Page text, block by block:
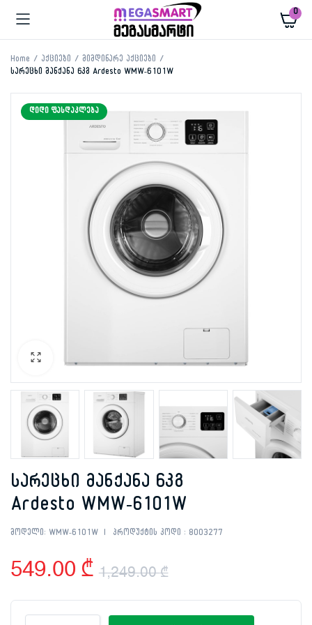
0
Home აქციები
მიმდინარე აქციები
სარეცხი მანქანა 6კგ Ardesto WMW-6101W
ᲓᲘᲓᲘ ᲤᲐᲡᲓᲐᲙᲚᲔᲑᲐ
სარეცხი მანქანა 6კგ
Ardesto WMW-6101W
მოდელი: WMW-6101W პროდუქტის კოდი : 8003277
1,249.00₾
Original
549.00 ₾
Current